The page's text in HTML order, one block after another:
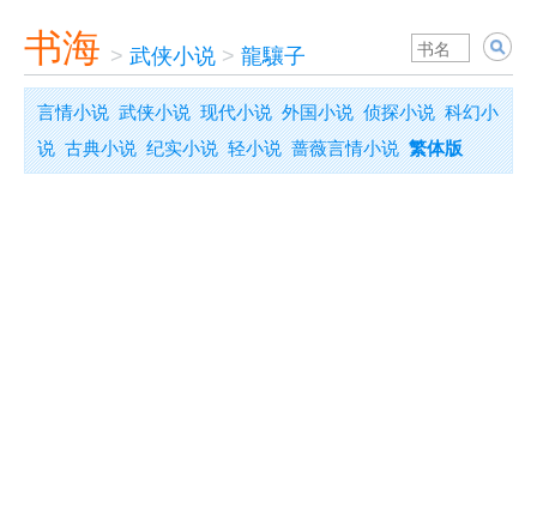
书海 > 武侠小说 > 龍驤子
言情小说 武侠小说 现代小说 外国小说 侦探小说 科幻小
说 古典小说 纪实小说 轻小说 蔷薇言情小说 繁体版